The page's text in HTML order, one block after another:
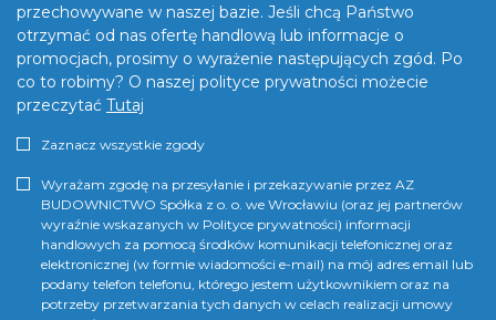
przechowywane w naszej bazie. Jeśli chcą Państwo
otrzymać od nas ofertę handlową lub informacje o
promocjach, prosimy o wyrażenie następujących zgód. Po
co to robimy? O naszej polityce prywatności możecie
przeczytać Tutaj
Zaznacz wszystkie zgody
Wyrażam zgodę na przesyłanie i przekazywanie przez AZ
BUDOWNICTWO Spółka z o. o. we Wrocławiu (oraz jej partnerów
wyraźnie wskazanych w Polityce prywatności) informacji
handlowych za pomocą środków komunikacji telefonicznej oraz
elektronicznej (w formie wiadomości e-mail) na mój adres email lub
podany telefon telefonu, którego jestem użytkownikiem oraz na
potrzeby przetwarzania tych danych w celach realizacji umowy